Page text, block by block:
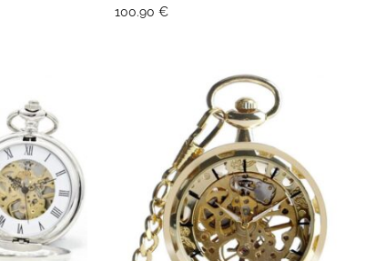
100.90 €